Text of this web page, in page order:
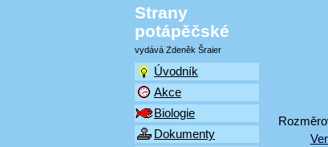
Strany
potápěčské
vydává Zdeněk Šraier
Úvodník
Akce
Biologie
Dokumenty